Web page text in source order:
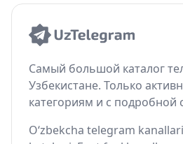
Самый большой каталог
Узбекистане. Только
категориям и с подробной
O‘zbekcha telegram